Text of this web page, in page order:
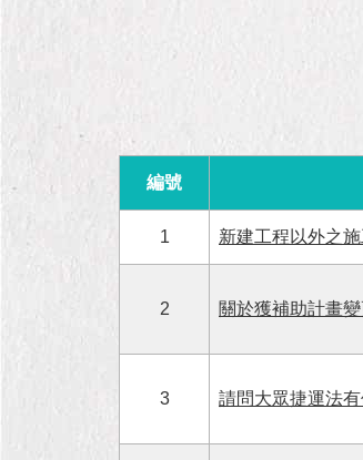
編號
1 新建工程以外之
2 關於獲補助計畫
3 請問大眾捷運法